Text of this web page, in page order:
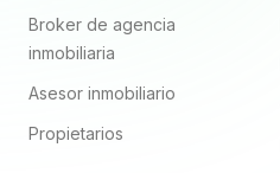
Broker de agencia
inmobiliaria
Asesor inmobiliario
Propietarios